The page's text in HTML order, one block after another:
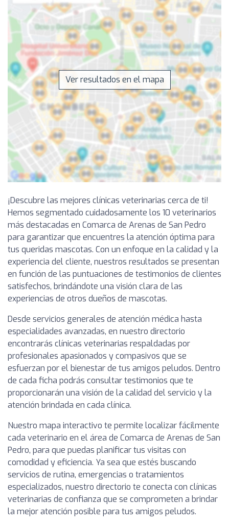
Ver resultados en el mapa
¡Descubre las mejores clínicas veterinarias cerca de ti!
Hemos segmentado cuidadosamente los 10 veterinarios
más destacadas en Comarca de Arenas de San Pedro
para garantizar que encuentres la atención óptima para
tus queridas mascotas. Con un enfoque en la calidad y la
experiencia del cliente, nuestros resultados se presentan
en función de las puntuaciones de testimonios de clientes
satisfechos, brindándote una visión clara de las
experiencias de otros dueños de mascotas.
Desde servicios generales de atención médica hasta
especialidades avanzadas, en nuestro directorio
encontrarás clínicas veterinarias respaldadas por
profesionales apasionados y compasivos que se
esfuerzan por el bienestar de tus amigos peludos. Dentro
de cada ficha podrás consultar testimonios que te
proporcionarán una visión de la calidad del servicio y la
atención brindada en cada clínica.
Nuestro mapa interactivo te permite localizar fácilmente
cada veterinario en el área de Comarca de Arenas de San
Pedro, para que puedas planificar tus visitas con
comodidad y eficiencia. Ya sea que estés buscando
servicios de rutina, emergencias o tratamientos
especializados, nuestro directorio te conecta con clínicas
veterinarias de confianza que se comprometen a brindar
la mejor atención posible para tus amigos peludos.